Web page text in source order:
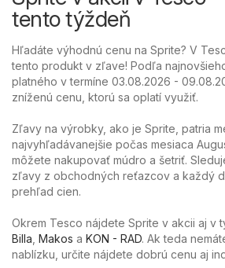
tento týždeň
Hľadáte výhodnú cenu na Sprite? V
tento produkt v zľave! Podľa
platného v termíne 03.08.2026 -
zníženú cenu, ktorú sa oplatí využiť.
Zľavy na výrobky, ako je Sprite, patria
najvyhľadávanejšie počas mesiaca
môžete nakupovať múdro a šetriť.
zľavy z obchodných reťazcov a každý
prehľad cien.
Okrem Tesco nájdete Sprite v akcii aj v
Billa Makos a KON - RAD. Ak teda
nablízku, určite nájdete dobrú cenu aj